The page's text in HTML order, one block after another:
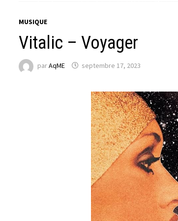
MUSIQUE
Vitalic – Voyager
parAqME septembre 17, 2023